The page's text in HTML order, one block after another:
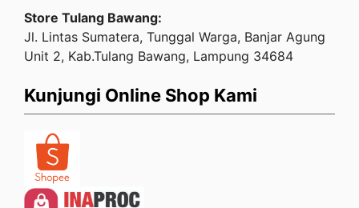
Store Tulang Bawang:
Jl. Lintas Sumatera, Tunggal Warga, Banjar Agung
Unit 2, Kab.Tulang Bawang, Lampung 34684
Kunjungi Online Shop Kami